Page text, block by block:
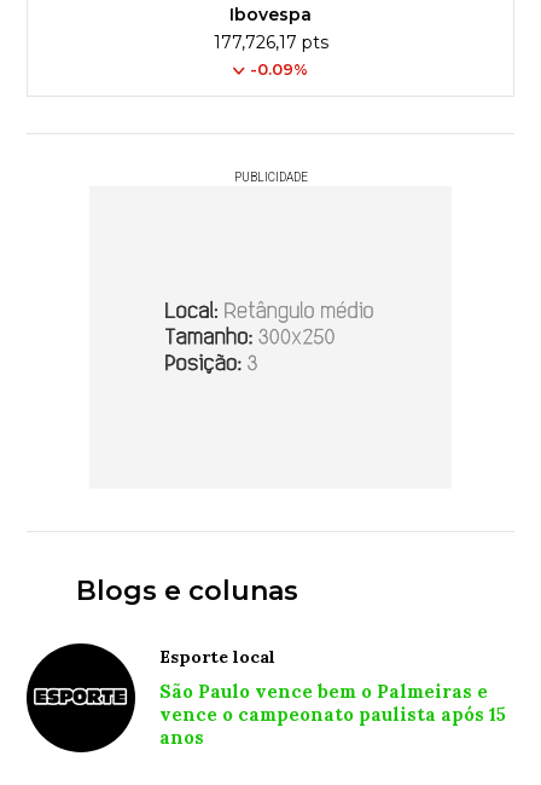
Ibovespa
177,726,17 pts
-0.09%
PUBLICIDADE
Blogs e colunas
Esporte local
São Paulo vence bem o Palmeiras e
vence o campeonato paulista após 15
anos